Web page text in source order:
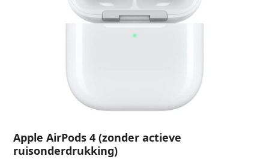
Apple AirPods 4 (zonder actieve
ruisonderdrukking)